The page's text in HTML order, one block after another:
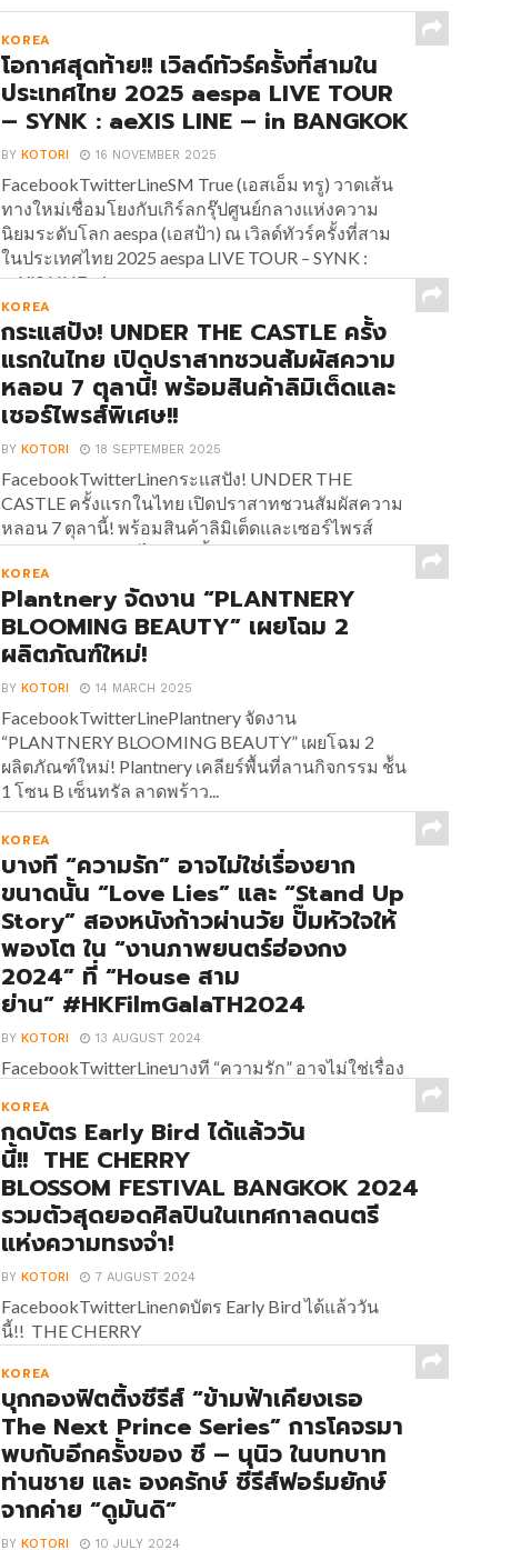
KOREA
โอกาศสุดท้าย!! เวิลด์ทัวร์ครั้งที่สามใน
ประเทศไทย 2025 aespa LIVE TOUR
– SYNK : aeXIS LINE – in BANGKOK
BYKOTORI 16 NOVEMBER 2025
FacebookTwitterLineSM True (เอสเอ็ม ทรู) วาดเส้น
ทางใหม่เชื่อมโยงกับเกิร์ลกรุ๊ปศูนย์กลางแห่งความ
นิยมระดับโลก aespa (เอสป้า) ณ เวิลด์ทัวร์ครั้งที่สาม
ในประเทศไทย 2025 aespa LIVE TOUR – SYNK :
aeXIS LINE – in...
KOREA
กระแสปัง! UNDER THE CASTLE ครั้ง
แรกในไทย เปิดปราสาทชวนสัมผัสความ
หลอน 7 ตุลานี้! พร้อมสินค้าลิมิเต็ดและ
เซอร์ไพรส์พิเศษ!!
BYKOTORI 18 SEPTEMBER 2025
FacebookTwitterLineกระแสปัง! UNDER THE
CASTLE ครั้งแรกในไทย เปิดปราสาทชวนสัมผัสความ
หลอน 7 ตุลานี้! พร้อมสินค้าลิมิเต็ดและเซอร์ไพรส์
พิเศษ!! กระแสแรงไม่หยุด ตั้งแต่ UNDER THE
CASTLE ประกาศเปิดประตูปราสาทชวนสัมผัสความ
หลอน อีเวนต์ต้อนรับฮาโลวีนครั้งแรกใน
ประเทศไทย!!...
KOREA
Plantnery จัดงาน “PLANTNERY
BLOOMING BEAUTY” เผยโฉม 2
ผลิตภัณฑ์ใหม่!
BYKOTORI 14 MARCH 2025
FacebookTwitterLinePlantnery จัดงาน
“PLANTNERY BLOOMING BEAUTY” เผยโฉม 2
ผลิตภัณฑ์ใหม่! Plantnery เคลียร์พื้นที่ลานกิจกรรม ช้ัน
1 โซน B เซ็นทรัล ลาดพร้าว...
KOREA
บางที “ความรัก” อาจไม่ใช่เรื่องยาก
ขนาดนั้น “Love Lies” และ “Stand Up
Story” สองหนังก้าวผ่านวัย ปั๊มหัวใจให้
พองโต ใน “งานภาพยนตร์ฮ่องกง
2024” ที่ “House สาม
ย่าน” #HKFilmGalaTH2024
BYKOTORI 13 AUGUST 2024
FacebookTwitterLineบางที “ความรัก” อาจไม่ใช่เรื่อง
หนังก้าวผ่านวัย ปั๊มหัวใจให้พองโต ใน “งานภาพยนตร์
ฮ่องกง 2024” ที่ “House สาม
ย่าน” #HKFilmGalaTH2024 นอกเหนือจากหนังดุเข้ม
เต็มแม็กซ์แล้ว “งานภาพยนตร์ฮ่องกง 2024” (Hong
Kong...
KOREA
กดบัตร Early Bird ได้แล้ววัน
นี้!! THE CHERRY
BLOSSOM FESTIVAL BANGKOK 2024
รวมตัวสุดยอดศิลปินในเทศกาลดนตรี
แห่งความทรงจำ!
BYKOTORI 7 AUGUST 2024
FacebookTwitterLineกดบัตร Early Bird ได้แล้ววัน
นี้!! THE CHERRY
ยอดศิลปินในเทศกาลดนตรีแห่งความทรงจำ! เตรียม
ตัวให้พร้อมสำหรับค่ำคืนแห่งความทรงจำครั้งแรกใน
กรุงเทพฯ! เทศกาลดนตรีที่รวบรวมศิลปินสุดฮอต และ
เป็นที่นิยมทั้งประเทศไทย และประเทศเกาหลีใต้ โดยผู้
จัด Rockski Live นำทัพศิลปินด้วย Lucas (ลูคัส) ซูเปอร์
สตาร์ KPOP กับการคัมแบคเดี่ยวในไทยครั้งแรกที่ทุก
คนรอคอย, Jimmy Brown นักร้อง Indie R&B สัญชาติ
KOREA
บุกกองฟิตติ้งซีรีส์ “ข้ามฟ้าเคียงเธอ
The Next Prince Series” การโคจรมา
พบกับอีกครั้งของ ซี – นุนิว ในบทบาท
ท่านชาย และ องครักษ์ ซีรีส์ฟอร์มยักษ์
จากค่าย “ดูมันดิ”
BYKOTORI 10 JULY 2024